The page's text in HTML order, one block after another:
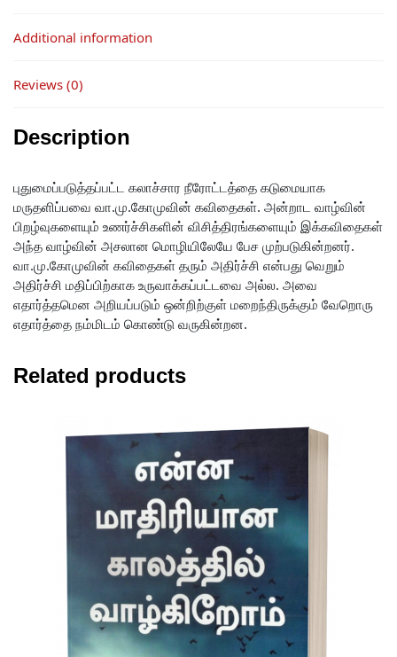
Additional information
Reviews (0)
Description
புதுமைப்படுத்தப்பட்ட கலாச்சார நீரோட்டத்தை கடுமையாக
மருதளிப்பவை வா.மு.கோமுவின் கவிதைகள். அன்றாட வாழ்வின்
பிறழ்வுகளையும் உணர்ச்சிகளின் விசித்திரங்களையும் இக்கவிதைகள்
அந்த வாழ்வின் அசலான மொழியிலேயே பேச முற்படுகின்றனர்.
வா.மு.கோமுவின் கவிதைகள் தரும் அதிர்ச்சி என்பது வெறும்
அதிர்ச்சி மதிப்பிற்காக உருவாக்கப்பட்டவை அல்ல. அவை
எதார்த்தமென அறியப்படும் ஒன்றிற்குள் மறைந்திருக்கும் வேறொரு
எதார்த்தை நம்மிடம் கொண்டு வருகின்றன.
Related products